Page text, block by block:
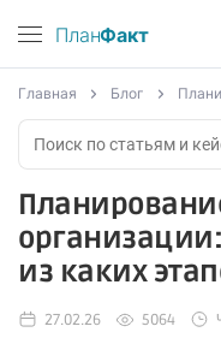
ПланФакт
Главная Блог
из каких
27.02.26 5064